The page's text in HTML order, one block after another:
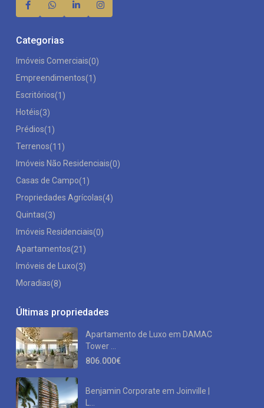
Categorias
Imóveis Comerciais(0)
Empreendimentos(1)
Escritórios(1)
Hotéis(3)
Prédios(1)
Terrenos(11)
Imóveis Não Residenciais(0)
Casas de Campo(1)
Propriedades Agrícolas(4)
Quintas(3)
Imóveis Residenciais(0)
Apartamentos(21)
Imóveis de Luxo(3)
Moradias(8)
Últimas propriedades
Apartamento de Luxo em DAMAC
Tower ...
806.000€
Benjamin Corporate em Joinville |
L...